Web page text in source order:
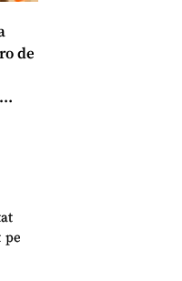
de
pe